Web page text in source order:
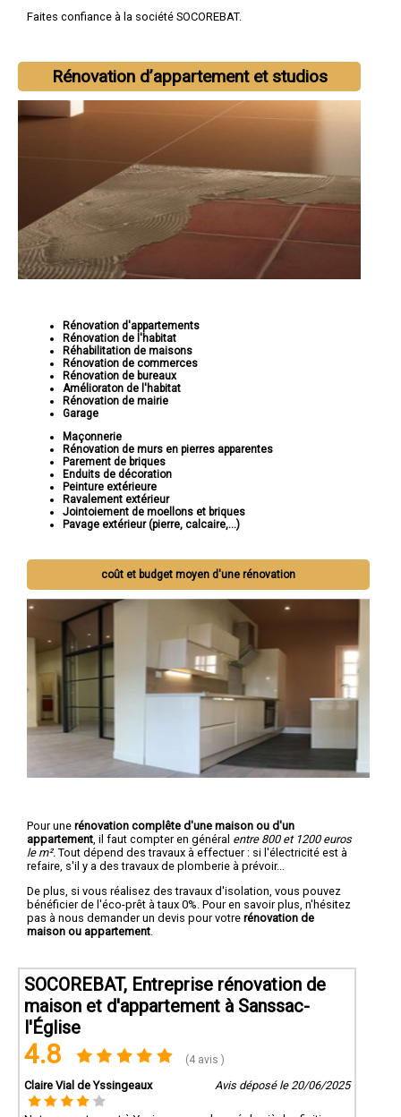
Faites confiance à la société SOCOREBAT.
Rénovation d’appartement et studios
Rénovation d'appartements
Rénovation de l'habitat
Réhabilitation de maisons
Rénovation de commerces
Rénovation de bureaux
Amélioraton de l'habitat
Rénovation de mairie
Garage
Maçonnerie
Rénovation de murs en pierres apparentes
Parement de briques
Enduits de décoration
Peinture extérieure
Ravalement extérieur
Jointoiement de moellons et briques
Pavage extérieur (pierre, calcaire,...)
coût et budget moyen d'une rénovation
Pour une rénovation complête d'une maison ou d'un
appartement , il faut compter en général entre 800 et 1200 euros
le m². Tout dépend des travaux à effectuer : si l'électricité est à
refaire, s'il y a des travaux de plomberie à prévoir...
De plus, si vous réalisez des travaux d'isolation, vous pouvez
bénéficier de l'éco-prêt à taux 0%. Pour en savoir plus, n'hésitez
pas à nous demander un devis pour votre rénovation de
maison ou appartement
SOCOREBAT, Entreprise rénovation de
maison et d'appartement à Sanssac-
l'Église
4.8 (4 avis )
Claire Vial de Yssingeaux Avis déposé le 20/06/2025